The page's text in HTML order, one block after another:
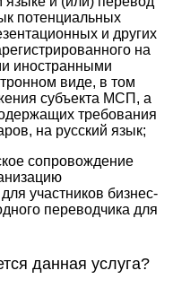
потенциальных
и других
на
иностранными
виде, в том
субъекта МСП, а
требования
на русский язык;
сопровождение
участников бизнес-
переводчика для
данная услуга?